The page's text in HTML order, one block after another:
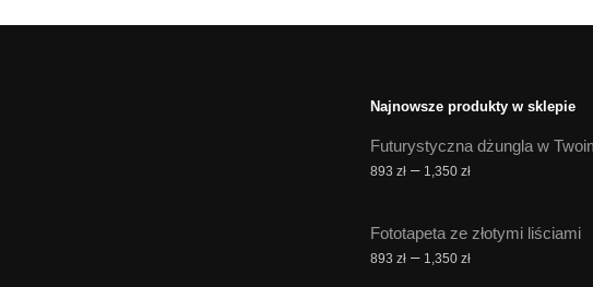
można
wybrać
produktu
Najnowsze produkty w sklepie
Futurystyczna dżungla w
893 zł – 1,350 złZakres
893 zł
Fototapeta ze złotymi liściami
893 zł – 1,350 złZakres